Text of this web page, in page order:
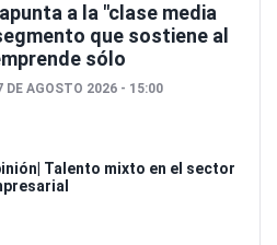
a la "clase media
que sostiene al
sólo
DE AGOSTO 2026 - 15:00
Talento mixto en el sector